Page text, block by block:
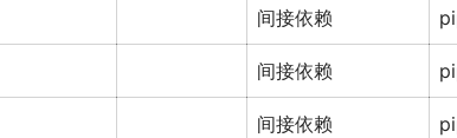
间接依赖
间接依赖
间接依赖